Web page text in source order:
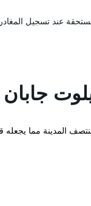
عند تسجيل
جابان